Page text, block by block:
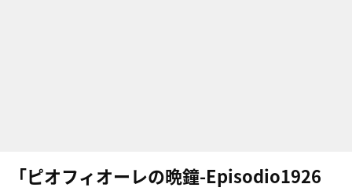
「ピオフィオーレの晩鐘-Episodio1926